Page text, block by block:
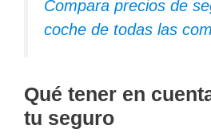
Compara precios de
coche de todas las
Qué tener en
tu seguro